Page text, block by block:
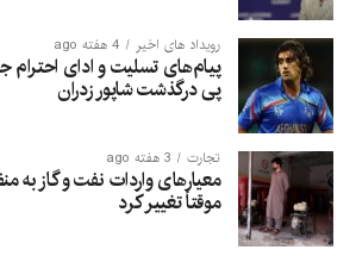
رویداد های اخیر 4 هفته ago
پیام‌های تسلیت و ادای احترام
پی درگذشت شاپور زدران
تجارت 3 هفته ago
معیارهای واردات نفت و گاز
موقتاً تغییر کرد